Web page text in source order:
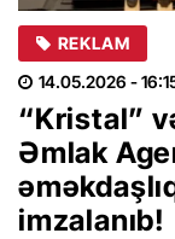
REKLAM
14.05.2026 -
“Kristal”
Əmlak
imzalanıb!